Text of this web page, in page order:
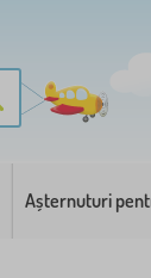
Așternuturi